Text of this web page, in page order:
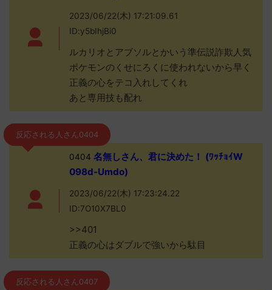
2023/06/22(木) 17:21:09.61
ID:y5bIhjBi0
ルカリオとアブソルとかいう準伝説詐欺人気
ポケモンのくせにろくに使われないから早く
正義の心をテコ入れしてくれ
あと専用技も配れ
反応される人さん0404
0404 名無しさん、君に決めた！ (ﾜｯﾁｮｲW
098d-Umdo)
2023/06/22(木) 17:23:24.22
ID:7O10X7BL0
>>401
正義の心はダブルで強いから駄目
反応される人さん0407